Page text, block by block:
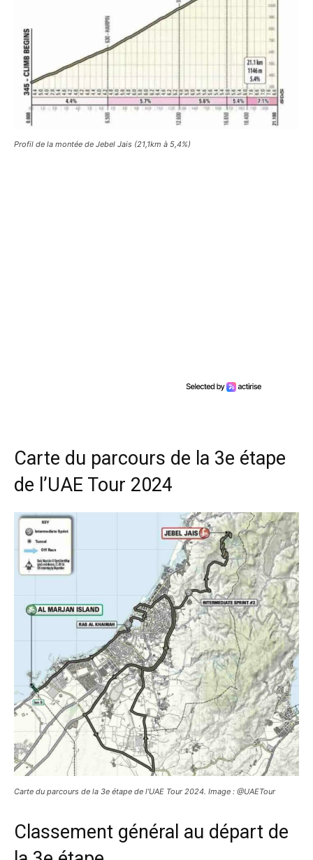
Profil de la montée de Jebel Jais (21,1km à 5,4%)
Carte du parcours de la 3e étape
de l’UAE Tour 2024
Carte du parcours de la 3e étape de l’UAE Tour 2024. Image : @UAETour
Classement général au départ de